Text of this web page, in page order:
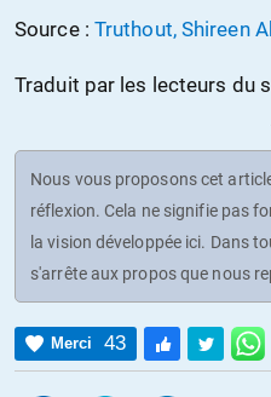
Source : Truthout, Shireen
Traduit par les lecteurs du
Nous vous proposons cet
réflexion. Cela ne signifie pas
la vision développée ici. Dans
s'arrête aux propos que nous
Merci 43